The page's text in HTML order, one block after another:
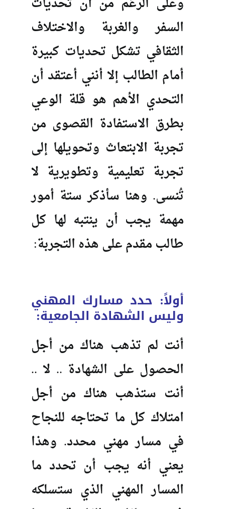
السفر والغربة والاختلاف
الثقافي تشكل تحديات كبيرة
أمام الطالب إلا أنني أعتقد أن
التحدي الأهم هو قلة الوعي
بطرق الاستفادة القصوى من
تجربة الابتعاث وتحويلها إلى
تجربة تعليمية وتطويرية لا
تُنسى. وهنا سأذكر ستة أمور
مهمة يجب أن ينتبه لها كل
طالب مقدم على هذه التجربة:
أولاً: حدد مسارك المهني
وليس الشهادة الجامعية:
أنت لم تذهب هناك من أجل
الحصول على الشهادة .. لا ..
أنت ستذهب هناك من أجل
امتلاك كل ما تحتاجه للنجاح
في مسار مهني محدد. وهذا
يعني أنه يجب أن تحدد ما
المسار المهني الذي ستسلكه